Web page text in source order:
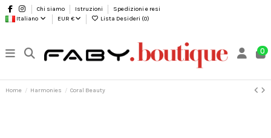
Chi siamo Istruzioni
Spedizioni e resi
Italiano
EUR € Lista Desideri (0)
0
Home Harmonies Coral Beauty